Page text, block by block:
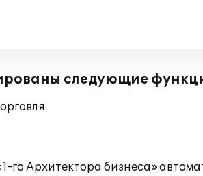
следующие
го Архитектора бизнеса»